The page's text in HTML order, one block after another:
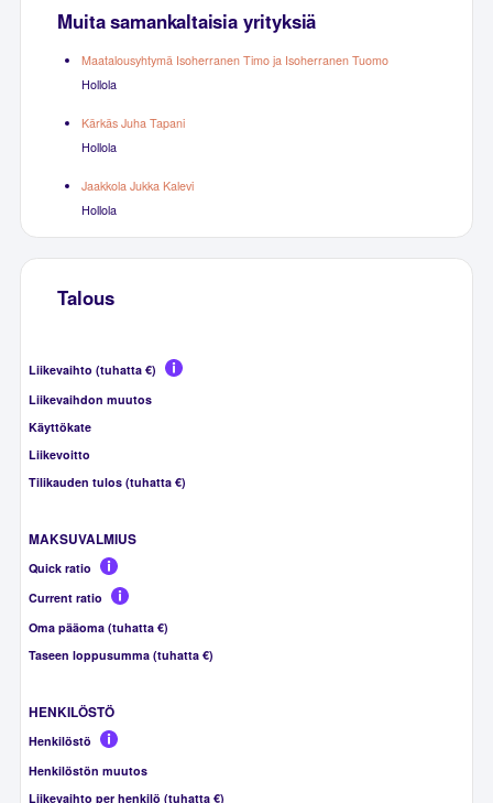
Muita samankaltaisia yrityksiä
Maatalousyhtymä Isoherranen Timo ja Isoherranen Tuomo
Hollola
Kärkäs Juha Tapani
Hollola
Jaakkola Jukka Kalevi
Hollola
Talous
Liikevaihto (tuhatta €)
Liikevaihdon muutos
Käyttökate
Liikevoitto
Tilikauden tulos (tuhatta €)
MAKSUVALMIUS
Quick ratio
Current ratio
Oma pääoma (tuhatta €)
Taseen loppusumma (tuhatta €)
HENKILÖSTÖ
Henkilöstö
Henkilöstön muutos
Liikevaihto per henkilö (tuhatta €)